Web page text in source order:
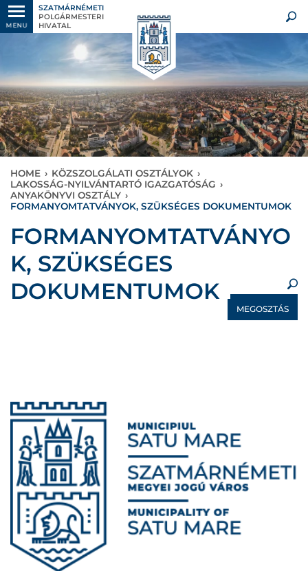
MENU
SZATMÁRNÉMETI
POLGÁRMESTERI
HIVATAL
HOME › KÖZSZOLGÁLATI OSZTÁLYOK ›
LAKOSSÁG-NYILVÁNTARTÓ IGAZGATÓSÁG ›
ANYAKÖNYVI OSZTÁLY ›
FORMANYOMTATVÁNYOK, SZÜKSÉGES DOKUMENTUMOK
×
FORMANYOMTATVÁNYO
K, SZÜKSÉGES
DOKUMENTUMOK
MEGOSZTÁS